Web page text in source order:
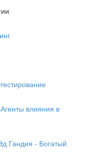
влияния в
Гандия - Богатый